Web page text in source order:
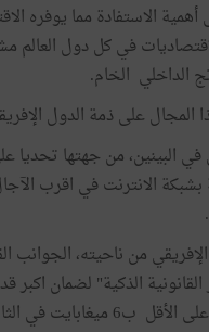
الاستفادة مما يوفره
في كل دول العالم
على ذمة الدول
في البينين، من جهتها
من ناحيته، الجوانب
الذكية" لضمان
المجال .كما أكد على ضرورة أن يتمتع